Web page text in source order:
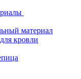
материал
кровли